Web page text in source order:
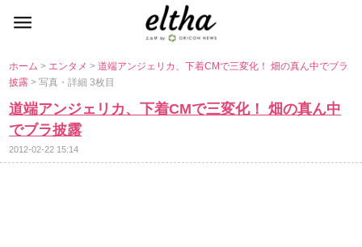
ホーム> エンタメ>道端アンジェリカ、下着CMで三変化！ 畑の真ん中でブラ
披露> 写真・詳細 3枚目
道端アンジェリカ、下着CMで三変化！ 畑の真ん中
でブラ披露
2012-02-22 15:14